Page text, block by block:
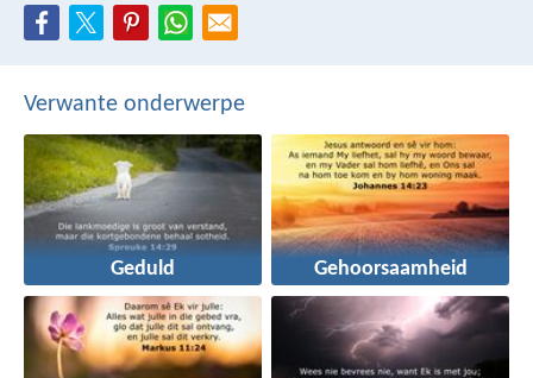
Verwante onderwerpe
Geduld Gehoorsaamheid